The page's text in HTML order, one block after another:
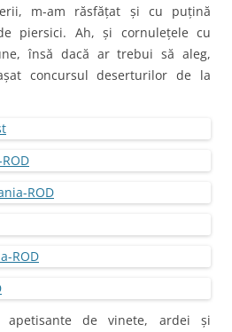
m-am răsfățat și cu puțină
piersici. Ah, și cornulețele cu
însă dacă ar trebui să aleg,
concursul deserturilor de la
apetisante de vinete, ardei și